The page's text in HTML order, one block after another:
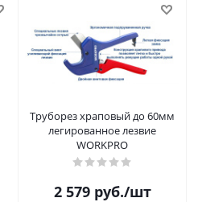
Труборез храповый до 60мм
легированное лезвие
WORKPRO
2 579руб./шт